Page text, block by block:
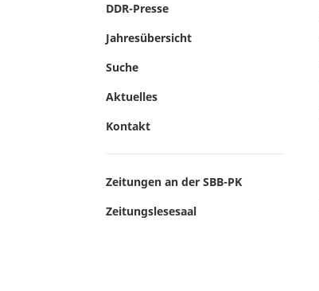
DDR-Presse
Jahresübersicht
Suche
Aktuelles
Kontakt
Zeitungen an der SBB-PK
Zeitungslesesaal